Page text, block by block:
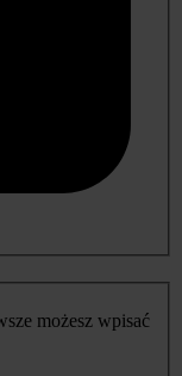
możesz wpisać